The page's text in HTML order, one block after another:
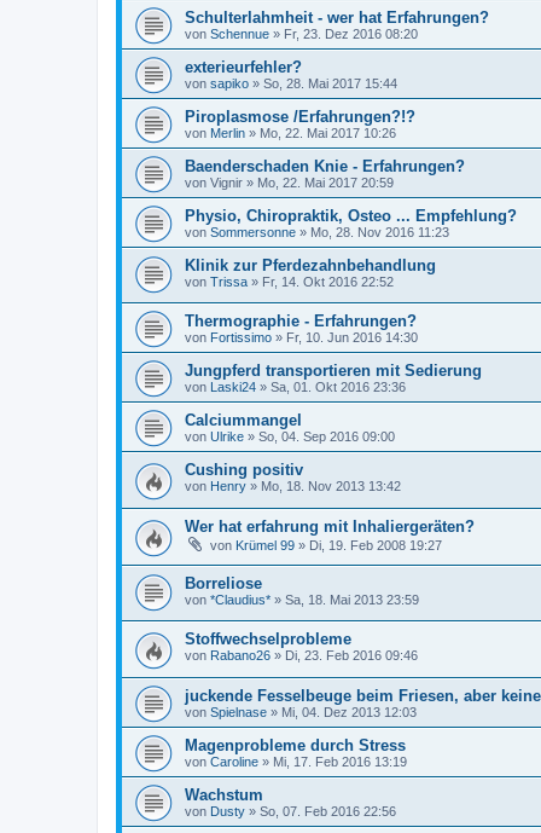
Schulterlahmheit - wer hat Erfahrungen?
von Schennue » Fr, 23. Dez 2016 08:20
exterieurfehler?
von sapiko » So, 28. Mai 2017 15:44
Piroplasmose /Erfahrungen?!?
von Merlin » Mo, 22. Mai 2017 10:26
Baenderschaden Knie - Erfahrungen?
von Vignir » Mo, 22. Mai 2017 20:59
Physio, Chiropraktik, Osteo ... Empfehlung?
von Sommersonne » Mo, 28. Nov 2016 11:23
Klinik zur Pferdezahnbehandlung
von Trissa » Fr, 14. Okt 2016 22:52
Thermographie - Erfahrungen?
von Fortissimo » Fr, 10. Jun 2016 14:30
Jungpferd transportieren mit Sedierung
von Laski24 » Sa, 01. Okt 2016 23:36
Calciummangel
von Ulrike » So, 04. Sep 2016 09:00
Cushing positiv
von Henry » Mo, 18. Nov 2013 13:42
Wer hat erfahrung mit Inhaliergeräten?
von Krümel 99 » Di, 19. Feb 2008 19:27
Borreliose
von *Claudius* » Sa, 18. Mai 2013 23:59
Stoffwechselprobleme
von Rabano26 » Di, 23. Feb 2016 09:46
juckende Fesselbeuge beim Friesen, aber
von Spielnase » Mi, 04. Dez 2013 12:03
Magenprobleme durch Stress
von Caroline » Mi, 17. Feb 2016 13:19
Wachstum
von Dusty » So, 07. Feb 2016 22:56